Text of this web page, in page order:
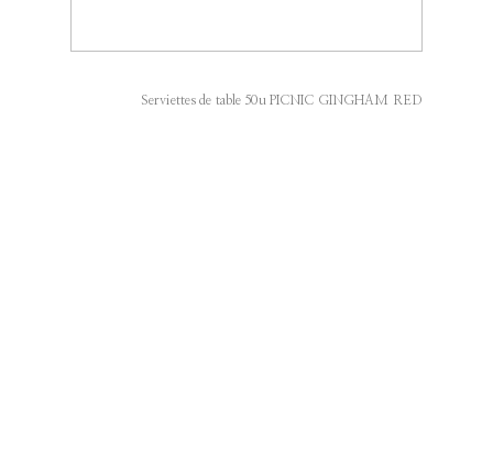
Serviettes de table 50u PICNIC GINGHAM RED